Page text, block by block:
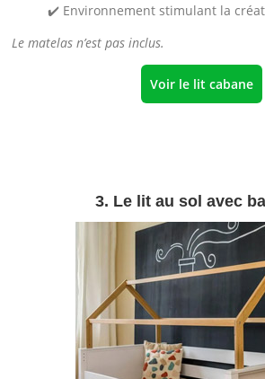
✔️ Environnement stimulant la
Le matelas n’est pas inclus.
Voir le lit cabane
3. Le lit au sol avec